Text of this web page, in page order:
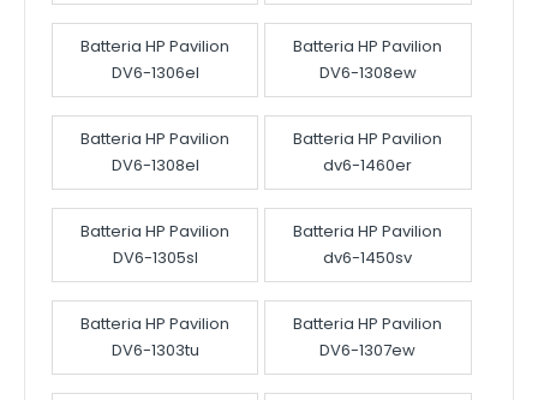
Batteria HP Pavilion
DV6-1306el
Batteria HP Pavilion
DV6-1308ew
Batteria HP Pavilion
DV6-1308el
Batteria HP Pavilion
dv6-1460er
Batteria HP Pavilion
DV6-1305sl
Batteria HP Pavilion
dv6-1450sv
Batteria HP Pavilion
DV6-1303tu
Batteria HP Pavilion
DV6-1307ew